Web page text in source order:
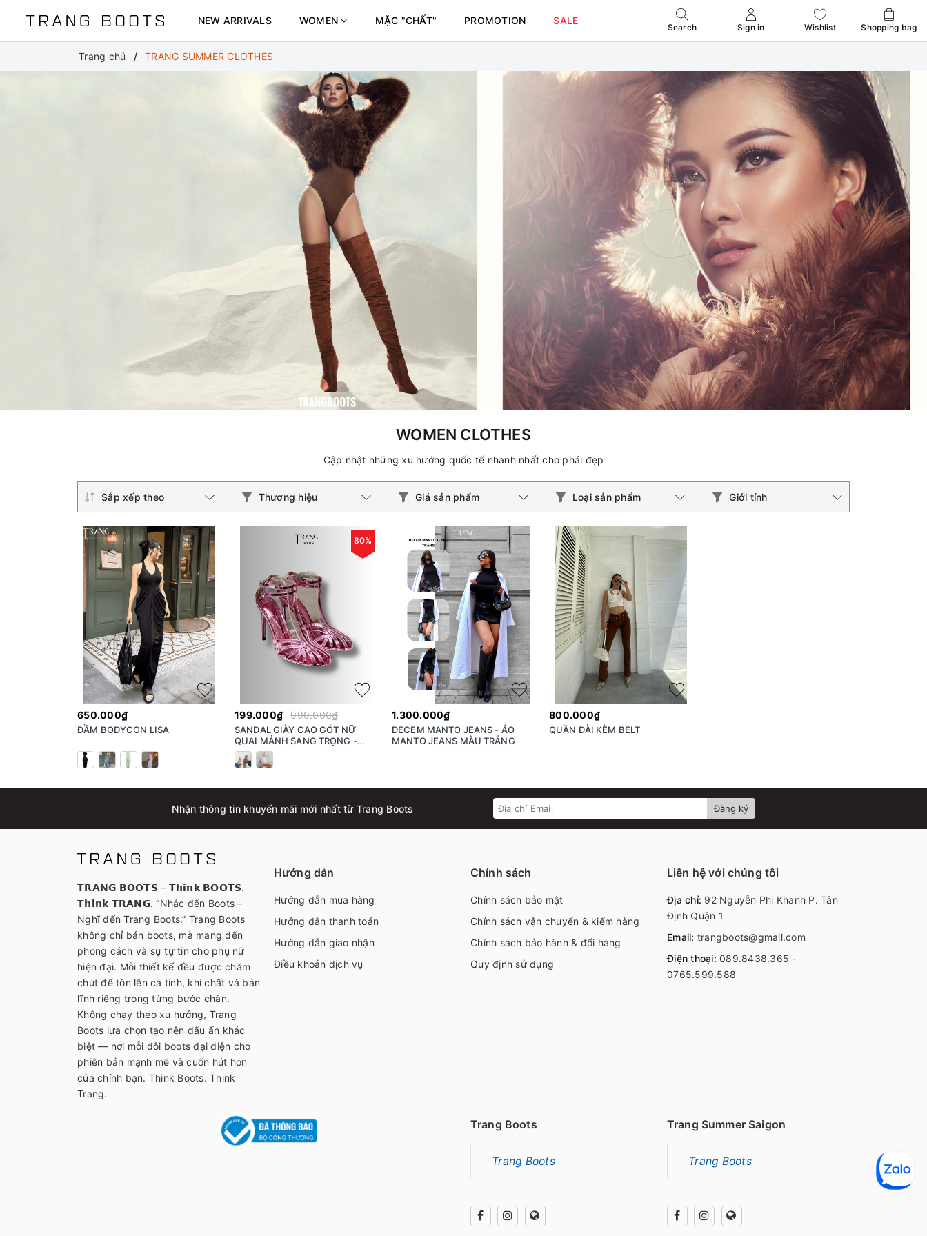
NEW ARRIVALS WOMEN MẶC "CHẤT" PROMOTION SALE
Search Sign in Wishlist Shopping bag
Trang chủ TRANG SUMMER CLOTHES
WOMEN CLOTHES
Cập nhật những xu hướng quốc tế nhanh nhất cho phái đẹp
Sắp xếp theo Thương hiệu Giá sản phẩm Loại sản phẩm Giới tính
650.000₫
ĐẦM BODYCON LISA
80%
199.000₫ 990.000₫
SANDAL GIÀY CAO GÓT NỮ
QUAI MẢNH SANG TRỌNG -
AMANDA
1.300.000₫
DECEM MANTO JEANS - ÁO
MANTO JEANS MÀU TRẮNG
800.000₫
QUẦN DÀI KÈM BELT
Nhận thông tin khuyến mãi mới nhất từ Trang Boots Đăng ký
𝗧𝗥𝗔𝗡𝗚 𝗕𝗢𝗢𝗧𝗦 – 𝗧𝗵𝗶𝗻𝗸 𝗕𝗢𝗢𝗧𝗦.
𝗧𝗵𝗶𝗻𝗸 𝗧𝗥𝗔𝗡𝗚. “Nhắc đến Boots –
Nghĩ đến Trang Boots.” Trang Boots
không chỉ bán boots, mà mang đến
phong cách và sự tự tin cho phụ nữ
hiện đại. Mỗi thiết kế đều được chăm
chút để tôn lên cá tính, khí chất và bản
lĩnh riêng trong từng bước chân.
Không chạy theo xu hướng, Trang
Boots lựa chọn tạo nên dấu ấn khác
biệt — nơi mỗi đôi boots đại diện cho
phiên bản mạnh mẽ và cuốn hút hơn
của chính bạn. Think Boots. Think
Trang.
Hướng dẫn
Hướng dẫn mua hàng
Hướng dẫn thanh toán
Hướng dẫn giao nhận
Điều khoản dịch vụ
Chính sách
Chính sách bảo mật
Chính sách vận chuyển & kiểm hàng
Chính sách bảo hành & đổi hàng
Quy định sử dụng
Liên hệ với chúng tôi
Địa chỉ: 92 Nguyễn Phi Khanh P. Tân
Định Quận 1
Email: trangboots@gmail.com
Điện thoại: 089.8438.365 -
0765.599.588
Trang Boots
Trang Boots
Trang Summer Saigon
Trang Boots